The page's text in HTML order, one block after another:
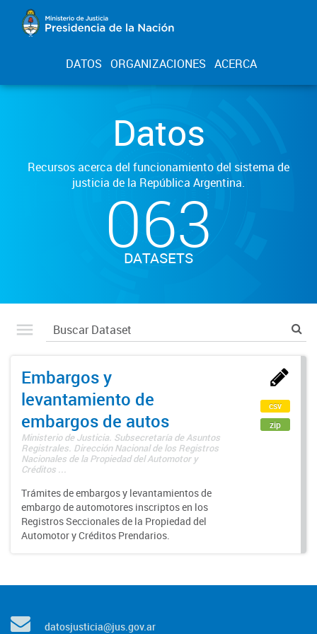
DATOS ORGANIZACIONES ACERCA
Datos
Recursos acerca del funcionamiento del sistema de
justicia de la República Argentina.
063
DATASETS
Embargos y
levantamiento de
embargos de autos
Ministerio de Justicia. Subsecretaría de Asuntos
Registrales. Dirección Nacional de los Registros
Nacionales de la Propiedad del Automotor y
Créditos ...
Trámites de embargos y levantamientos de
embargo de automotores inscriptos en los
Registros Seccionales de la Propiedad del
Automotor y Créditos Prendarios.
csv
zip
datosjusticia@jus.gov.ar